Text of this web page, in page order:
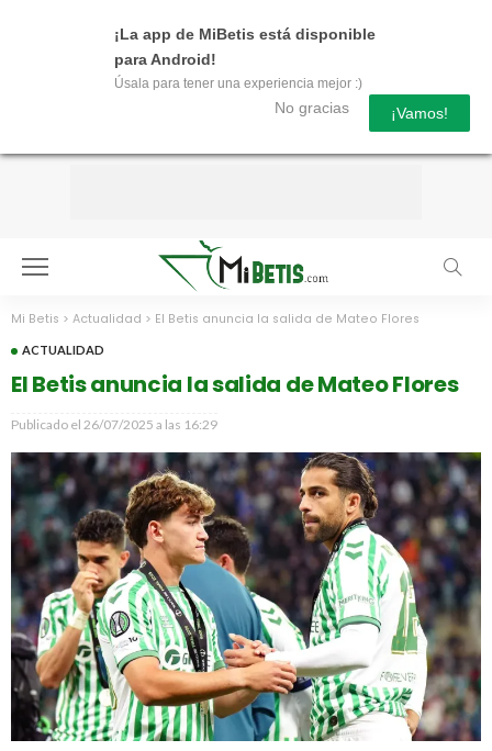
¡La app de MiBetis está disponible
para Android!
Úsala para tener una experiencia mejor :)
No gracias ¡Vamos!
Mi Betis > Actualidad > El Betis anuncia la salida de Mateo Flores
ACTUALIDAD
El Betis anuncia la salida de Mateo Flores
Publicado el 26/07/2025 a las 16:29